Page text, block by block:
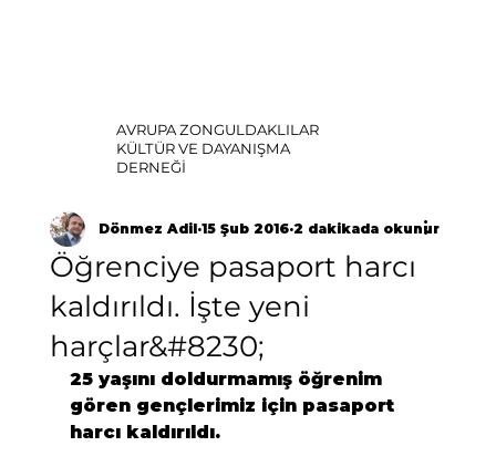
AVRUPA ZONGULDAKLILAR
KÜLTÜR VE DAYANIŞMA
DERNEĞİ
Öğrenciye pasaport harcı
kaldırıldı. İşte yeni
harçlar&#8230;
Dönmez Adil 15 Şub 2016 2 dakikada okunur
25 yaşını doldurmamış öğrenim
gören gençlerimiz için pasaport
harcı kaldırıldı.